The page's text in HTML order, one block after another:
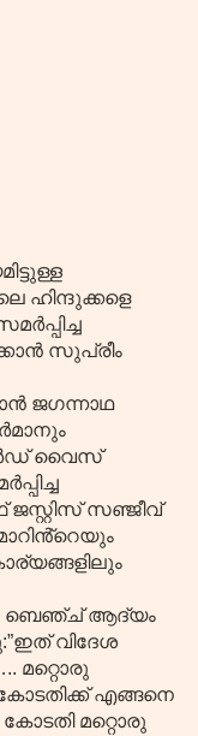
ഹിന്ദുക്കളെ
സുപ്രീം
ജഗന്നാഥ
വൈസ്
സഞ്ജീവ്
ബെഞ്ച് ആദ്യം
വിദേശ
മറ്റൊരു
എങ്ങനെ
മറ്റൊരു